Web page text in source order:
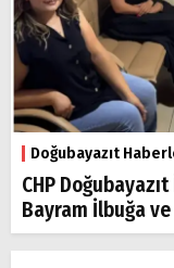
Doğubayazıt
CHP
Bayram İlbuğa ve
Arama
Popüler
Aramalar:
Ağrı
Doğubayazıt